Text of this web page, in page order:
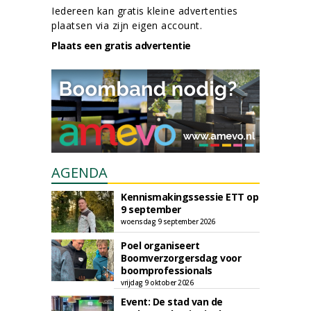
Iedereen kan gratis kleine advertenties
plaatsen via zijn eigen account.
Plaats een gratis advertentie
AGENDA
Kennismakingssessie ETT op
9 september
woensdag 9 september 2026
Poel organiseert
Boomverzorgersdag voor
boomprofessionals
vrijdag 9 oktober 2026
Event: De stad van de